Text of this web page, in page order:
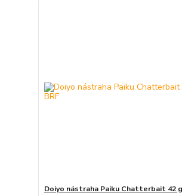
Doiyo nástraha Paiku Chatterbait 42 g